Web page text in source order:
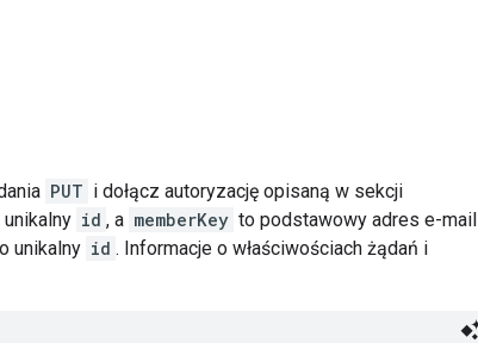
PUT i dołącz autoryzację opisaną w sekcji
id , a memberKey to podstawowy adres e-mail
unikalny id . Informacje o właściwościach żądań i